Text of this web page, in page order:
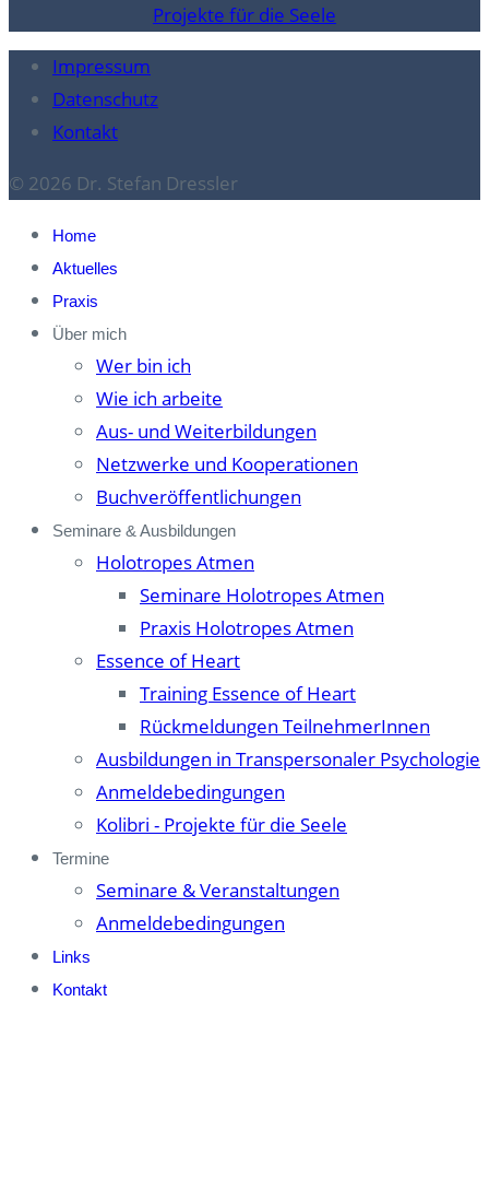
Projekte für die Seele
Impressum
Datenschutz
Kontakt
© 2026 Dr. Stefan Dressler
Home
Aktuelles
Praxis
Über mich
Wer bin ich
Wie ich arbeite
Aus- und Weiterbildungen
Netzwerke und Kooperationen
Buchveröffentlichungen
Seminare & Ausbildungen
Holotropes Atmen
Seminare Holotropes Atmen
Praxis Holotropes Atmen
Essence of Heart
Training Essence of Heart
Rückmeldungen TeilnehmerInnen
Ausbildungen in Transpersonaler Psychologie
Anmeldebedingungen
Kolibri - Projekte für die Seele
Termine
Seminare & Veranstaltungen
Anmeldebedingungen
Links
Kontakt